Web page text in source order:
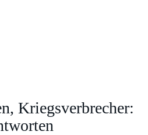
Kriegsverbrecher: